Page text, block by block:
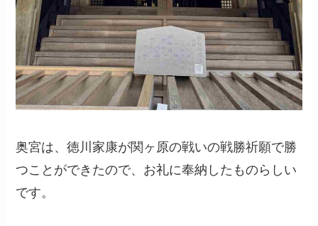
奥宮は、徳川家康が関ヶ原の戦いの戦勝祈願で勝
つことができたので、お礼に奉納したものらしい
です。